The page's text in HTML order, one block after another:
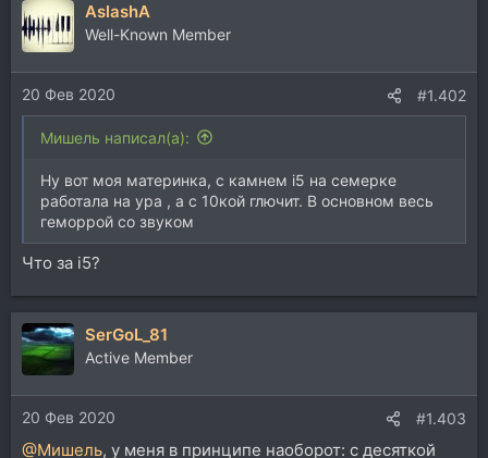
AslashA
Well-Known Member
20 Фев 2020 #1.402
Мишель написал(а):
Ну вот моя материнка, с камнем i5 на семерке
работала на ура , а с 10кой глючит. В основном весь
геморрой со звуком
Что за i5?
SerGoL_81
Active Member
20 Фев 2020 #1.403
@Мишель, у меня в принципе наоборот: с десяткой